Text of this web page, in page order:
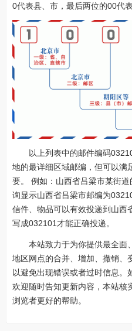
0代表县、市，最后两位的00代
以上列表中的邮件编码
地的最详细区域邮编，但可以满
要。 例如：山西省吕梁市某街
询显示山西省吕梁市邮编为
信件、物品可以有效投递到山西
写成032101才能正确投递。
本站致力于为你提供最全面
地区网点的合并、增加、撤销、
以避免出现错误或者过时信息。
欢迎随时告知更新内容，本站核
浏览者更好的帮助。